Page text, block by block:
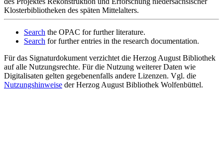
Klosterbibliotheken des späten Mittelalters.
Search the OPAC for further literature.
Search for further entries in the research documentation.
Für das Signaturdokument verzichtet die Herzog August Bibliothek
auf alle Nutzungsrechte. Für die Nutzung weiterer Daten wie
Digitalisaten gelten gegebenenfalls andere Lizenzen. Vgl. die
Nutzungshinweise der Herzog August Bibliothek Wolfenbüttel.